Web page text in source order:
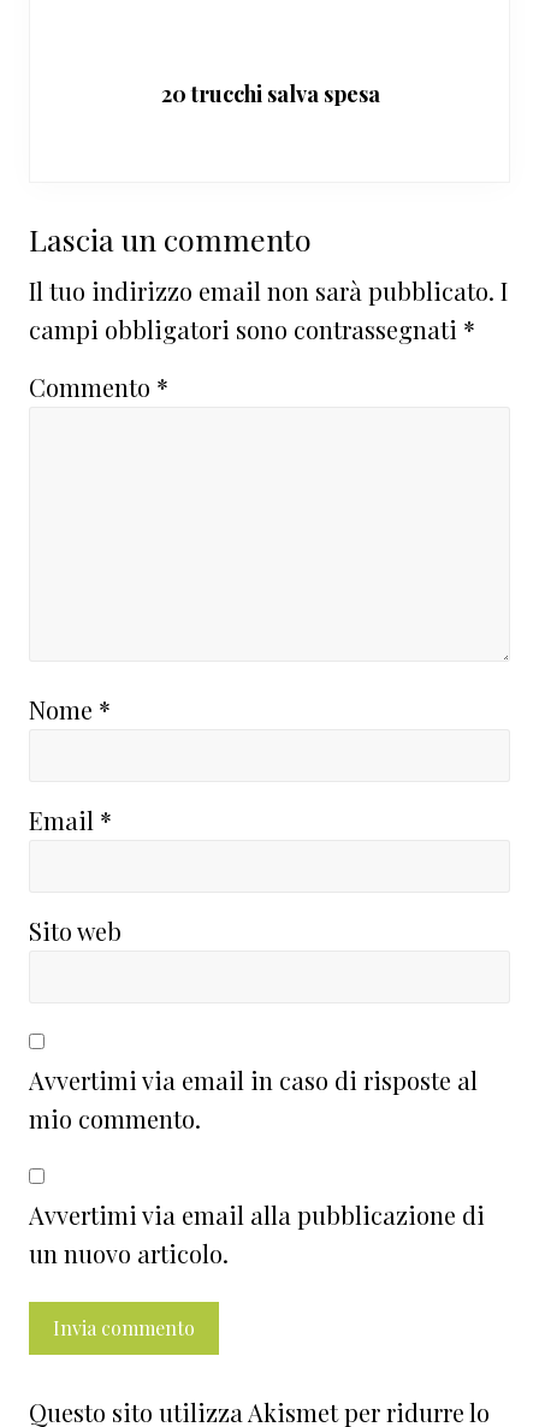
20 trucchi salva spesa
Interazioni
del
lettore
Lascia un commento
Il tuo indirizzo email non sarà pubblicato. I
campi obbligatori sono contrassegnati *
Commento *
Nome *
Email *
Sito web
Avvertimi via email in caso di risposte al
mio commento.
Avvertimi via email alla pubblicazione di
un nuovo articolo.
Questo sito utilizza Akismet per ridurre lo